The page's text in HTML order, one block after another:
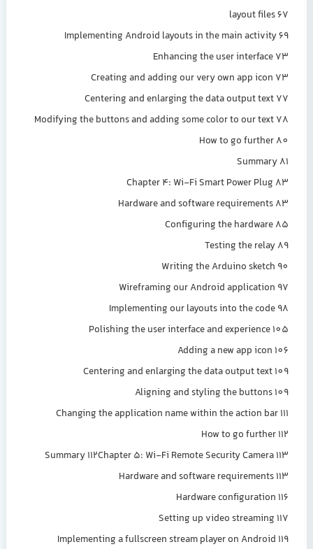
layout files 67
Implementing Android layouts in the main activity 69
Enhancing the user interface 73
Creating and adding our very own app icon 73
Centering and enlarging the data output text 77
Modifying the buttons and adding some color to our text 78
How to go further 80
Summary 81
Chapter 4: Wi-Fi Smart Power Plug 83
Hardware and software requirements 83
Configuring the hardware 85
Testing the relay 89
Writing the Arduino sketch 90
Wireframing our Android application 97
Implementing our layouts into the code 98
Polishing the user interface and experience 105
Adding a new app icon 106
Centering and enlarging the data output text 109
Aligning and styling the buttons 109
Changing the application name within the action bar 111
How to go further 112
Summary 112Chapter 5: Wi-Fi Remote Security Camera 113
Hardware and software requirements 113
Hardware configuration 116
Setting up video streaming 117
Implementing a fullscreen stream player on Android 119